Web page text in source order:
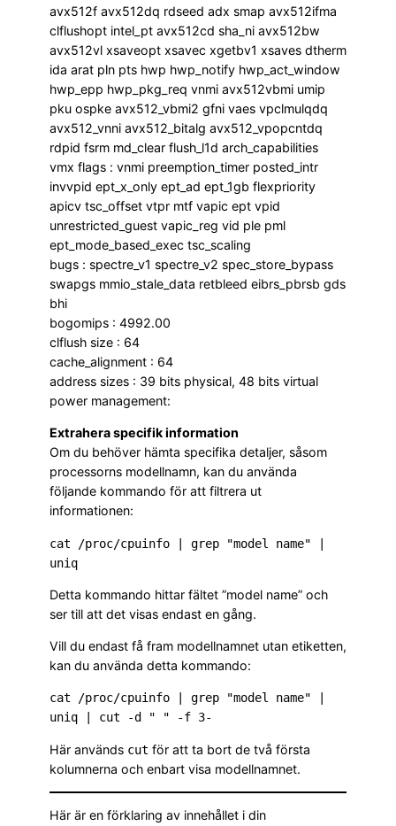
avx512f avx512dq rdseed adx smap avx512ifma
clflushopt intel_pt avx512cd sha_ni avx512bw
avx512vl xsaveopt xsavec xgetbv1 xsaves dtherm
ida arat pln pts hwp hwp_notify hwp_act_window
hwp_epp hwp_pkg_req vnmi avx512vbmi umip
pku ospke avx512_vbmi2 gfni vaes vpclmulqdq
avx512_vnni avx512_bitalg avx512_vpopcntdq
rdpid fsrm md_clear flush_l1d arch_capabilities
vmx flags : vnmi preemption_timer posted_intr
invvpid ept_x_only ept_ad ept_1gb flexpriority
apicv tsc_offset vtpr mtf vapic ept vpid
unrestricted_guest vapic_reg vid ple pml
ept_mode_based_exec tsc_scaling
bugs : spectre_v1 spectre_v2 spec_store_bypass
swapgs mmio_stale_data retbleed eibrs_pbrsb gds
bhi
bogomips : 4992.00
clflush size : 64
cache_alignment : 64
address sizes : 39 bits physical, 48 bits virtual
power management:
Extrahera specifik information
Om du behöver hämta specifika detaljer, såsom
processorns modellnamn, kan du använda
följande kommando för att filtrera ut
informationen:
cat /proc/cpuinfo | grep "model name" |
Detta kommando hittar fältet ”model name” och
ser till att det visas endast en gång.
Vill du endast få fram modellnamnet utan etiketten,
kan du använda detta kommando:
cat /proc/cpuinfo | grep "model name" |
Här används cut för att ta bort de två första
kolumnerna och enbart visa modellnamnet.
Här är en förklaring av innehållet i din